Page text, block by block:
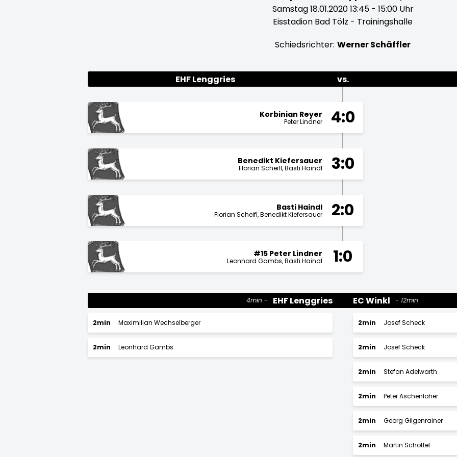
Samstag 18.01.2020 13:45 - 15:00 Uhr
Eisstadion Bad Tölz - Trainingshalle
Schiedsrichter: Werner Schäffler
EHF Lenggries vs.
4:0
Korbinian Reyer
Peter Lindner
3:0
Benedikt Kiefersauer
Florian Scheifl Basti Haindl
2:0
Basti Haindl
Florian Scheifl Benedikt Kiefersauer
1:0
#15 Peter Lindner
Leonhard Gambs Basti Haindl
EHF Lenggries
4min
2min Maximilian Wechselberger
2min Leonhard Gambs
EC Winkl 12min
2min Josef Scheck
2min Josef Scheck
2min Stefan Adelwarth
2min Peter Aschenloher
2min Georg Gilgenrainer
2min Martin Schöttel